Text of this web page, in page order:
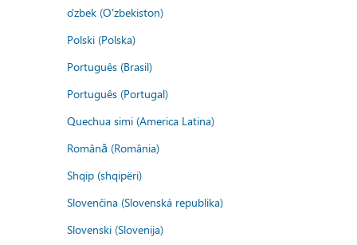
o'zbek (O'zbekiston)
Polski (Polska)
Português (Brasil)
Português (Portugal)
Quechua simi (America Latina)
Română (România)
Shqip (shqipëri)
Slovenčina (Slovenská republika)
Slovenski (Slovenija)